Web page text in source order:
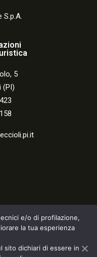
5
(PI)
e/o di profilazione,
la tua esperienza
sito dichiari di essere in